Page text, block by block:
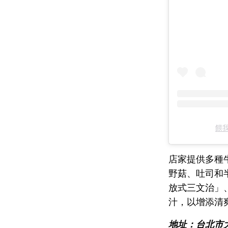
餵
店家提供多種
野菇、吐司和
放式三文治」
汁，以增添清
地址：台北市